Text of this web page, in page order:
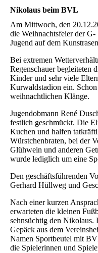
Nikolaus beim BVL
Am Mittwoch, den
die Weihnachtsfeier der
Jugend auf dem
Bei extremen
Regenschauer begleiteten
Kinder und sehr viele
Kurwaldstadion ein.
weihnachtlichen Klänge.
Jugendobmann René
festlich geschmückt. Die
Kuchen und halfen
Würstchenbraten, bei der
Glühwein und anderen
wurde lediglich um eine
Den geschäftsführenden
Gerhard Hüllweg und
Nach einer kurzen
erwarteten die kleinen
sehnsüchtig den Nikolaus.
Gepäck aus dem
Namen Sportbeutel mit
die Spielerinnen und